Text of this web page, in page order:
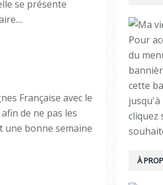
se présente
Française avec le
de ne pas les
une bonne semaine
Pour
du
cette
cliquez
À